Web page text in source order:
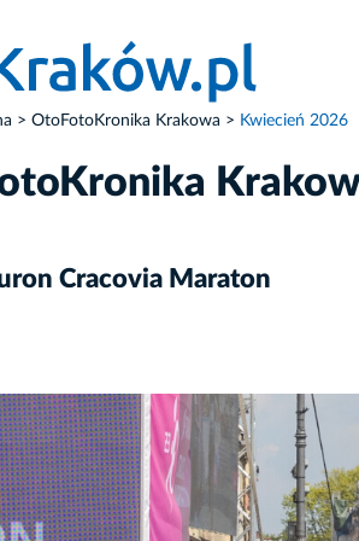
OtoFotoKronika Krakowa Kwiecień 2026
Cracovia Maraton